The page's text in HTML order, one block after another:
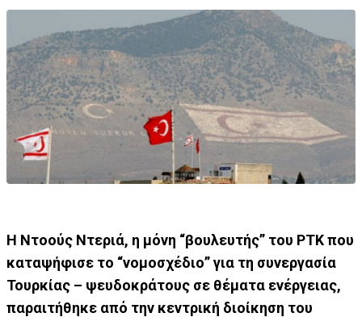
Η Ντοούς Ντεριά, η μόνη “βουλευτής” του ΡΤΚ που
καταψήφισε το “νομοσχέδιο” για τη συνεργασία
Τουρκίας – ψευδοκράτους σε θέματα ενέργειας,
παραιτήθηκε από την κεντρική διοίκηση του